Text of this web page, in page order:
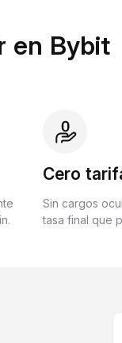
en Bybit
Cero
Sin cargos
tasa final que